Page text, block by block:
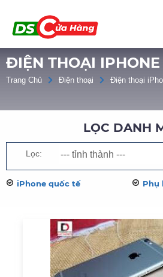
ĐIỆN THOẠI IPHONE
Trang Chủ Điện thoại Điện thoại
LỌC DANH
Lọc:
iPhone quốc tế Phụ